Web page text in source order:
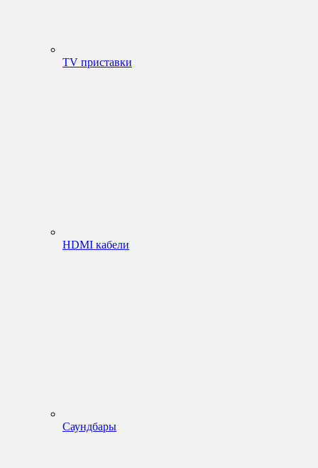
TV приставки
HDMI кабели
Саундбары